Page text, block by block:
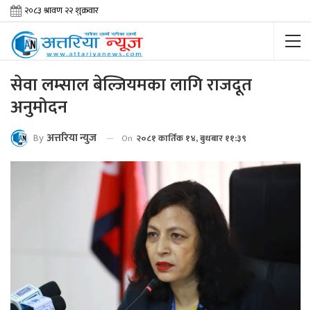
सेवा लम्साल बेल्जियमका लागि राजदूत
अनुमोदन
By अत्तरिया न्युज On २०८१ कार्तिक १४, बुधबार ११:३९